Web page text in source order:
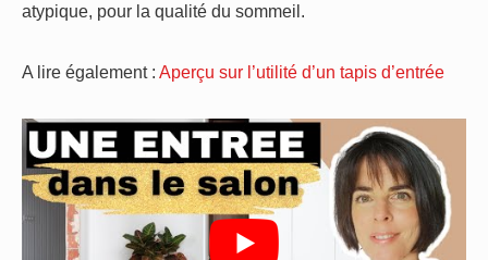
atypique, pour la qualité du sommeil.
A lire également : Aperçu sur l’utilité d’un tapis d’entrée